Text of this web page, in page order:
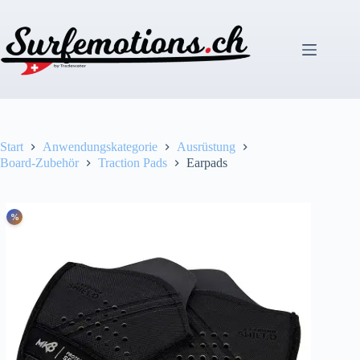
springen
Start Anwendungskategorie
Ausrüstung
Board-Zubehör
Traction Pads Earpads